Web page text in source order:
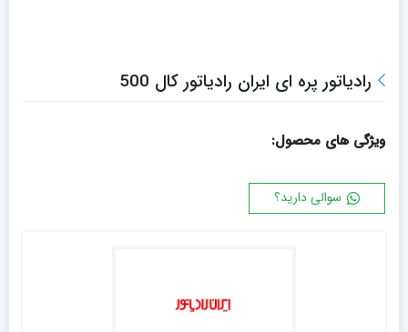
رادیاتور پره ای ایران رادیاتور کال 500
ویژگی های محصول:
سوالی دارید؟